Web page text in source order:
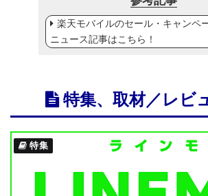
楽天モバイルのセール・キャンペ
ニュース記事はこちら！
特集、取材／レビ
特集